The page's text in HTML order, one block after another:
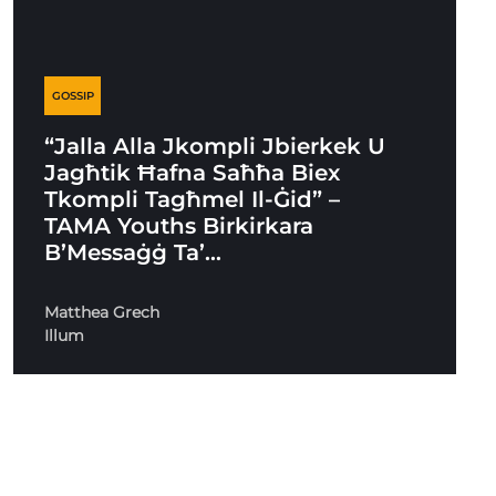
GOSSIP
“Jalla Alla Jkompli Jbierkek U
Jagħtik Ħafna Saħħa Biex
Tkompli Tagħmel Il-Ġid” –
TAMA Youths Birkirkara
B’Messaġġ Ta’…
Matthea Grech
Illum